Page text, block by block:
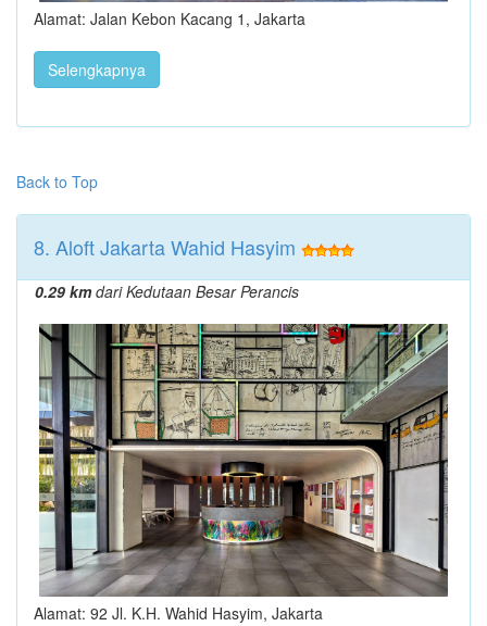
Alamat: Jalan Kebon Kacang 1, Jakarta
Selengkapnya
Back to Top
8. Aloft Jakarta Wahid Hasyim
0.29 kmdari Kedutaan Besar Perancis
Alamat: 92 Jl. K.H. Wahid Hasyim, Jakarta